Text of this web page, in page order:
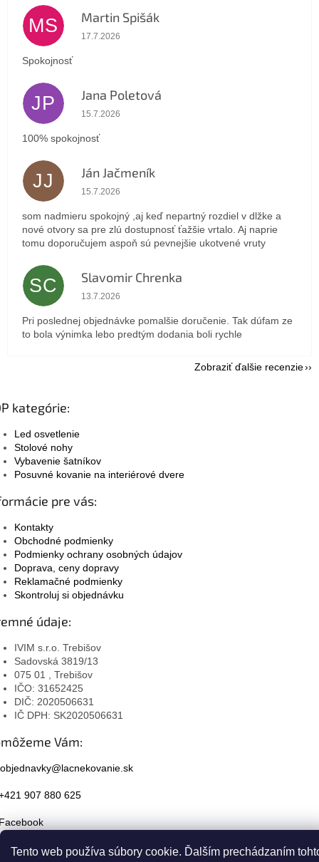
Tento web používa súbory cookie. Ďalším prechádzaním
MS Martin Spišák
Hodnotenie obchodu je 5 z 5 hviezdičiek.
17.7.2026
Spokojnosť
JP Jana Poletová
Hodnotenie obchodu je 5 z 5 hviezdičiek.
15.7.2026
100% spokojnosť
JJ Ján Jačmeník
Hodnotenie obchodu je 5 z 5 hviezdičiek.
15.7.2026
som nadmieru spokojný ,aj keď nepartný rozdiel v dlžke a
nové otvory sa pre zlú dostupnosť ťažšie vrtalo. Aj naprie
tomu doporučujem aspoň sú pevnejšie ukotvené vruty
SC Slavomir Chrenka
Hodnotenie obchodu je 5 z 5 hviezdičiek.
13.7.2026
Pri poslednej objednávke pomalšie doručenie. Tak dúfam ze
to bola výnimka lebo predtým dodania boli rychle
Zobraziť ďalšie recenzie
kategórie:
Led osvetlenie
Stolové nohy
Vybavenie šatníkov
Posuvné kovanie na interiérové dvere
pre vás:
Kontakty
Obchodné podmienky
Podmienky ochrany osobných údajov
Doprava, ceny dopravy
Reklamačné podmienky
Skontroluj si objednávku
údaje:
IVIM s.r.o. Trebišov
Sadovská 3819/13
075 01 , Trebišov
IČO: 31652425
DIČ: 2020506631
IČ DPH: SK2020506631
Vám:
objednavky@lacnekovanie.sk
907 880 625